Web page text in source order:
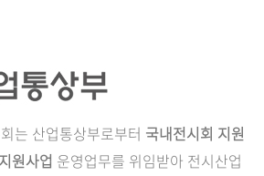
는 산업통상부로부터 국내전시회 지원
원사업 운영업무를 위임받아 전시산업